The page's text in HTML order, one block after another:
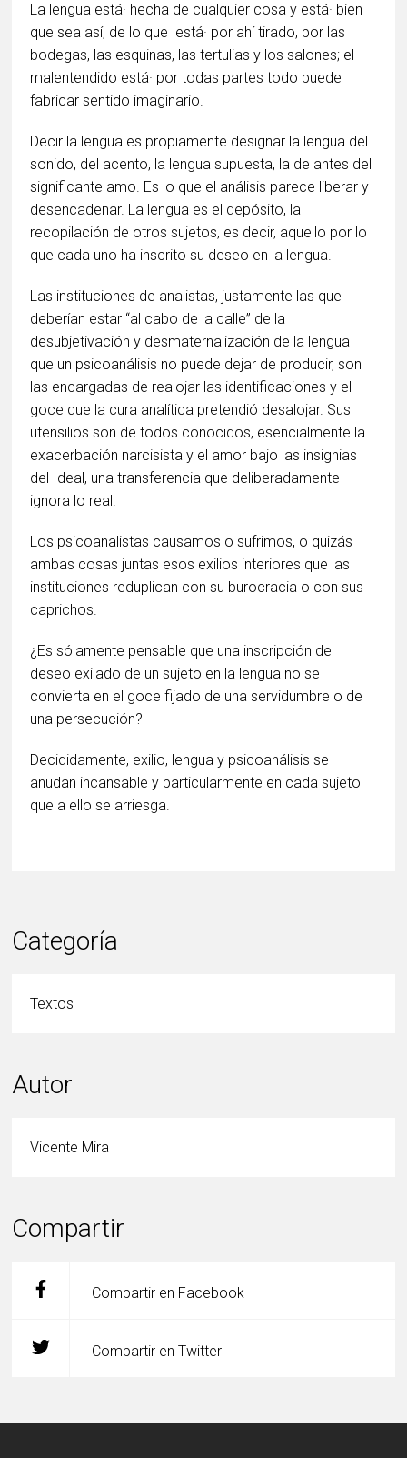
La lengua está· hecha de cualquier cosa y está· bien
que sea así, de lo que está· por ahí tirado, por las
bodegas, las esquinas, las tertulias y los salones; el
malentendido está· por todas partes todo puede
fabricar sentido imaginario.
Decir la lengua es propiamente designar la lengua del
sonido, del acento, la lengua supuesta, la de antes del
significante amo. Es lo que el análisis parece liberar y
desencadenar. La lengua es el depósito, la
recopilación de otros sujetos, es decir, aquello por lo
que cada uno ha inscrito su deseo en la lengua.
Las instituciones de analistas, justamente las que
deberían estar “al cabo de la calle” de la
desubjetivación y desmaternalización de la lengua
que un psicoanálisis no puede dejar de producir, son
las encargadas de realojar las identificaciones y el
goce que la cura analítica pretendió desalojar. Sus
utensilios son de todos conocidos, esencialmente la
exacerbación narcisista y el amor bajo las insignias
del Ideal, una transferencia que deliberadamente
ignora lo real.
Los psicoanalistas causamos o sufrimos, o quizás
ambas cosas juntas esos exilios interiores que las
instituciones reduplican con su burocracia o con sus
caprichos.
¿Es sólamente pensable que una inscripción del
deseo exilado de un sujeto en la lengua no se
convierta en el goce fijado de una servidumbre o de
una persecución?
Decididamente, exilio, lengua y psicoanálisis se
anudan incansable y particularmente en cada sujeto
que a ello se arriesga.
Categoría
Textos
Autor
Vicente Mira
Compartir
Compartir en Facebook
Compartir en Twitter